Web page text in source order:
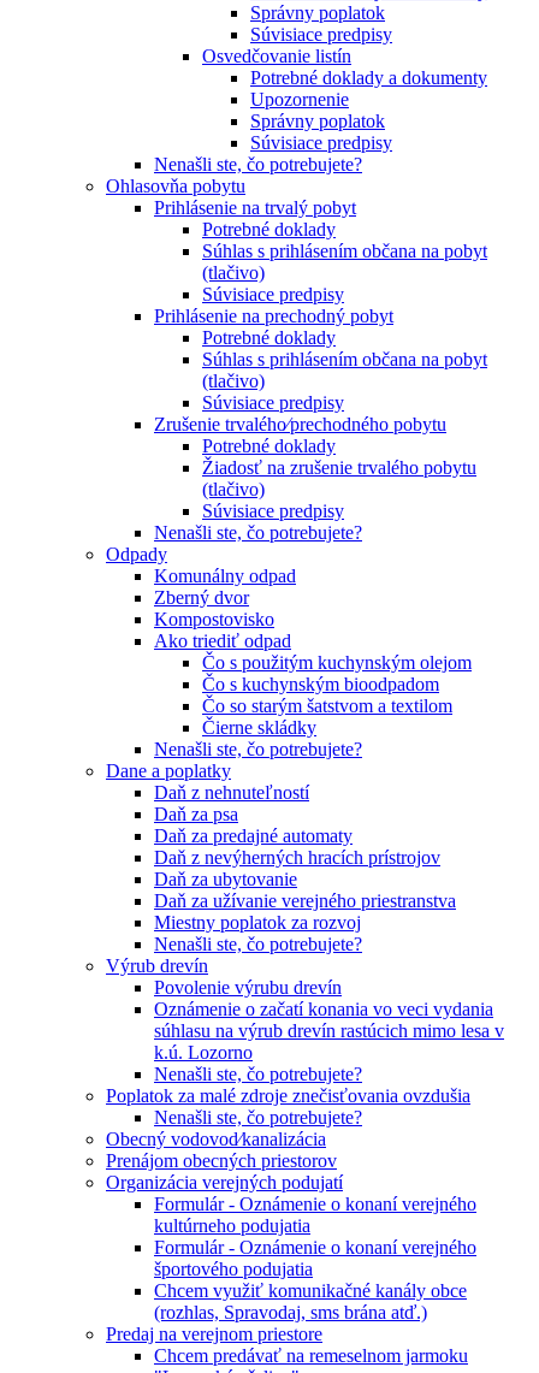
Správny poplatok
Súvisiace predpisy
Osvedčovanie listín
Potrebné doklady a dokumenty
Upozornenie
Správny poplatok
Súvisiace predpisy
Nenašli ste, čo potrebujete?
Ohlasovňa pobytu
Prihlásenie na trvalý pobyt
Potrebné doklady
Súhlas s prihlásením občana na pobyt
(tlačivo)
Súvisiace predpisy
Prihlásenie na prechodný pobyt
Potrebné doklady
Súhlas s prihlásením občana na pobyt
(tlačivo)
Súvisiace predpisy
Zrušenie trvalého⁄prechodného pobytu
Potrebné doklady
Žiadosť na zrušenie trvalého pobytu
(tlačivo)
Súvisiace predpisy
Nenašli ste, čo potrebujete?
Odpady
Komunálny odpad
Zberný dvor
Kompostovisko
Ako triediť odpad
Čo s použitým kuchynským olejom
Čo s kuchynským bioodpadom
Čo so starým šatstvom a textilom
Čierne skládky
Nenašli ste, čo potrebujete?
Dane a poplatky
Daň z nehnuteľností
Daň za psa
Daň za predajné automaty
Daň z nevýherných hracích prístrojov
Daň za ubytovanie
Daň za užívanie verejného priestranstva
Miestny poplatok za rozvoj
Nenašli ste, čo potrebujete?
Výrub drevín
Povolenie výrubu drevín
Oznámenie o začatí konania vo veci vydania
súhlasu na výrub drevín rastúcich mimo lesa v
k.ú. Lozorno
Nenašli ste, čo potrebujete?
Poplatok za malé zdroje znečisťovania ovzdušia
Nenašli ste, čo potrebujete?
Obecný vodovod⁄kanalizácia
Prenájom obecných priestorov
Organizácia verejných podujatí
Formulár - Oznámenie o konaní verejného
kultúrneho podujatia
Formulár - Oznámenie o konaní verejného
športového podujatia
Chcem využiť komunikačné kanály obce
(rozhlas, Spravodaj, sms brána atď.)
Predaj na verejnom priestore
Chcem predávať na remeselnom jarmoku